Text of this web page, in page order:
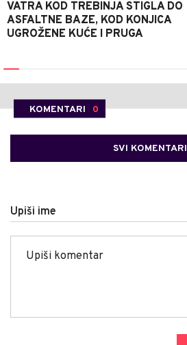
VATRA KOD TREBINJA STIGLA DO
ASFALTNE BAZE, KOD KONJICA
UGROŽENE KUĆE I PRUGA
KOMENTARI 0
SVI KOMENTARI
Upiši ime